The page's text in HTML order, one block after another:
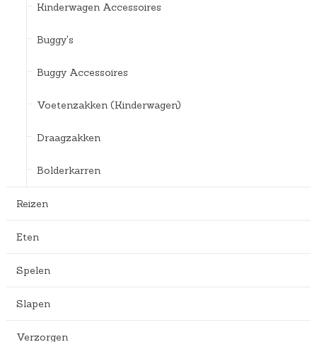
Kinderwagen Accessoires
Buggy's
Buggy Accessoires
Voetenzakken (Kinderwagen)
Draagzakken
Bolderkarren
Reizen
Eten
Spelen
Slapen
Verzorgen